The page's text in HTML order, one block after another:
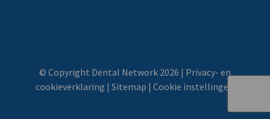
© Copyright Dental Network 2026 | Privacy- en
cookieverklaring |Sitemap |Cookie instellingen